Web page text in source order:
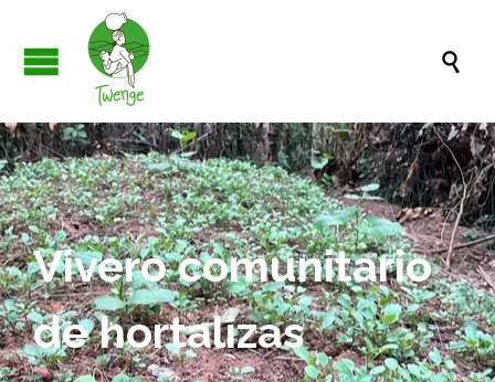

Vivero comunitario
de hortalizas